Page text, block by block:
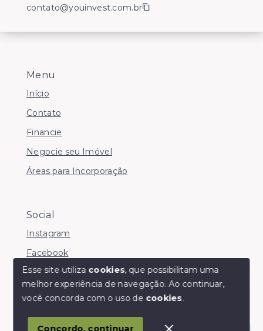
Olá! somos da Linkmob, como podemos ajudar?
Menu
Início
Contato
Financie
Negocie seu Imóvel
Áreas para Incorporação
Social
Instagram
Facebook
© Copyright 2026 - Youinvest - Todos os direitos
contato@youinvest.com.br
Esse site utiliza cookies, que possibilitam uma
melhor experiência de navegação.Ao continuar,
você concorda com o uso de cookies.
Concordo, continuar